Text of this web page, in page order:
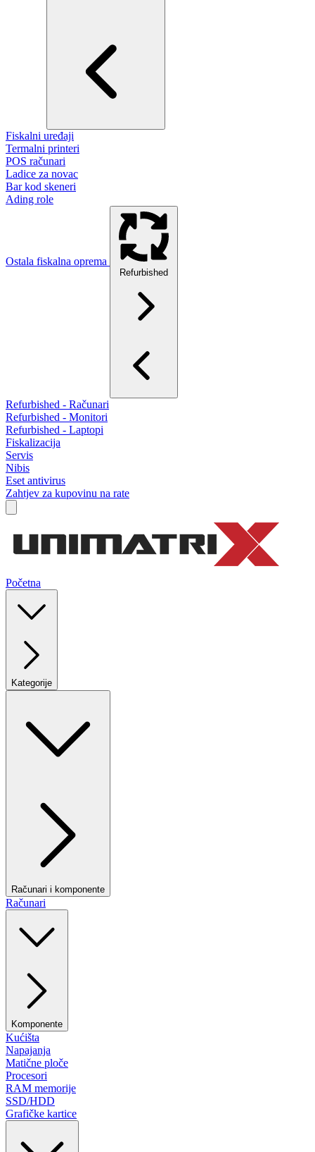
Fiskalni uređaji
Termalni printeri
POS računari
Ladice za novac
Bar kod skeneri
Ading role
Ostala fiskalna oprema
Refurbished
Refurbished - Računari
Refurbished - Monitori
Refurbished - Laptopi
Fiskalizacija
Servis
Nibis
Eset antivirus
Zahtjev za kupovinu na rate
Početna
Kategorije
Računari i komponente
Računari
Komponente
Kućišta
Napajanja
Matične ploče
Procesori
RAM memorije
SSD/HDD
Grafičke kartice